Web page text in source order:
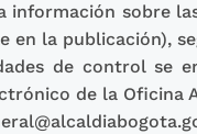
información sobre
en la publicación),
de control se
de la Oficina